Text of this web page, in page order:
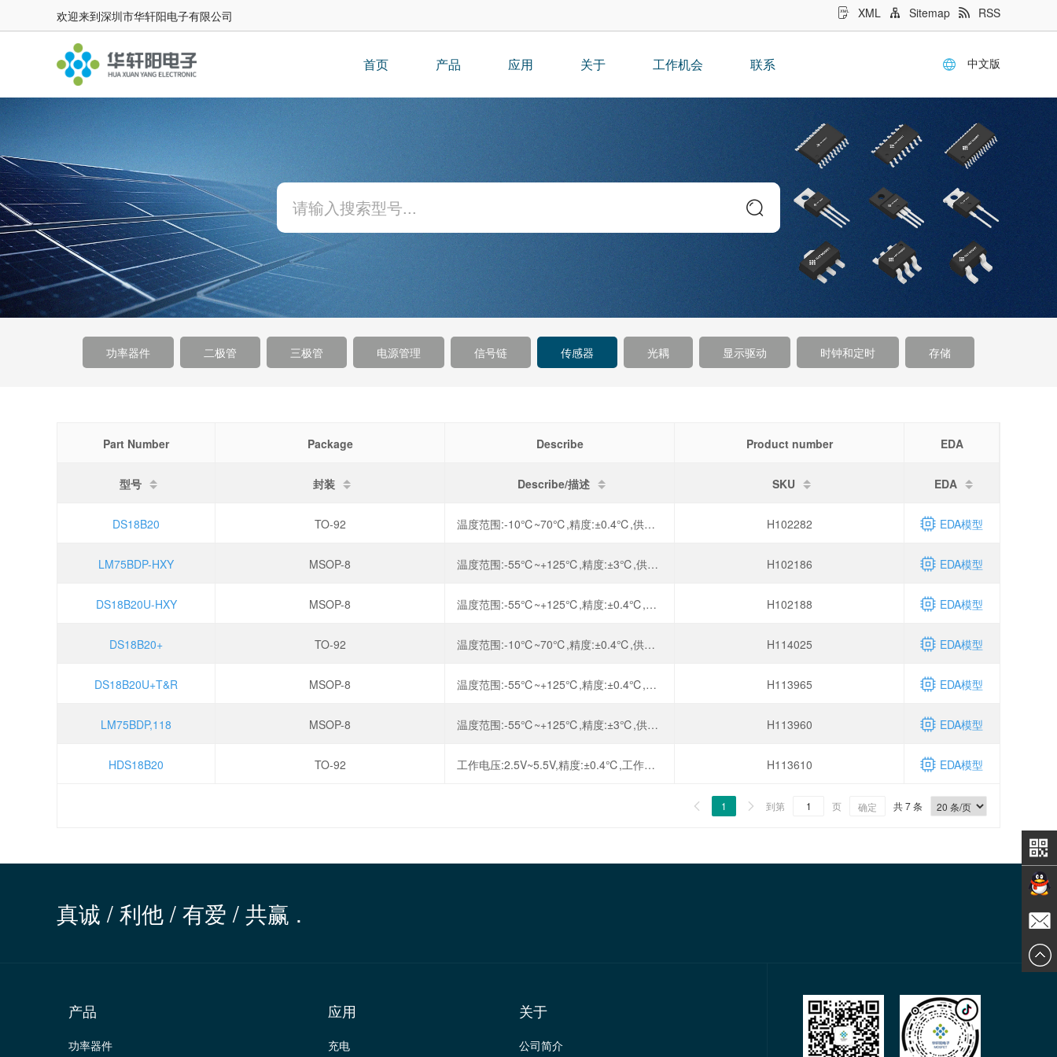
欢迎来到深圳市华轩阳电子有限公司 XML Sitemap RSS
首页 产品 应用 关于 工作机会 联系 中文版
功率器件 二极管 三极管 电源管理 信号链 传感器 光耦 显示驱动 时钟和定时 存储
Part Number Package Describe Product number EDA
型号 封装 Describe/描述 SKU EDA
DS18B20 TO-92 温度范围:-10℃~70℃,精度:±0.4℃,供电电压:2.5V~5.5V, H102282 EDA模型
LM75BDP-HXY MSOP-8 温度范围:-55℃~+125℃,精度:±3℃,供电电压:2.8V~5.5V,接口类型:I2C, H102186 EDA模型
DS18B20U-HXY MSOP-8 温度范围:-55℃~+125℃,精度:±0.4℃,供电电压:2.7V~5.5V, H102188 EDA模型
DS18B20+ TO-92 温度范围:-10℃~70℃,精度:±0.4℃,供电电压:2.5V~5.5V, H114025 EDA模型
DS18B20U+T&R MSOP-8 温度范围:-55℃~+125℃,精度:±0.4℃,供电电压:2.7V~5.5V, H113965 EDA模型
LM75BDP,118 MSOP-8 温度范围:-55℃~+125℃,精度:±3℃,供电电压:2.8V~5.5V,接口类型:I2C, H113960 EDA模型
HDS18B20 TO-92 工作电压:2.5V~5.5V,精度:±0.4℃,工作温度:-10℃~70℃, H113610 EDA模型
 1  到第 页 确定 共 7 条
真诚 / 利他 / 有爱 / 共赢 .
产品
功率器件
应用
充电
关于
公司简介
在线交
谈
发送邮